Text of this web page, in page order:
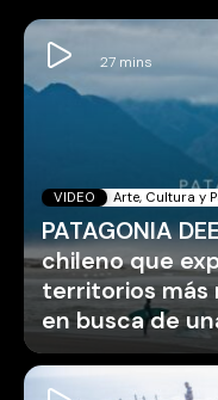
VIDEO Arte, Cultura y
PATAGONIA
chileno que
territorios más
en busca de